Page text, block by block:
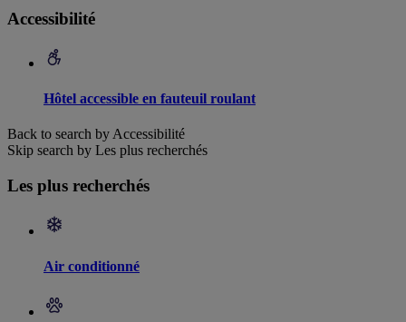
Accessibilité
Hôtel accessible en fauteuil roulant
Back to search by Accessibilité
Skip search by Les plus recherchés
Les plus recherchés
Air conditionné